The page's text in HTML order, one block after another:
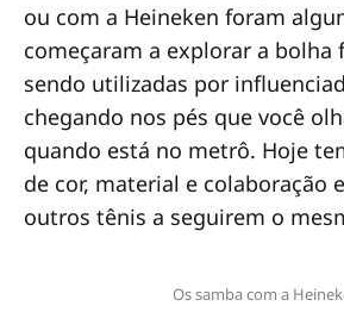
ou com a Heineken foram
começaram a explorar a bolha
sendo utilizadas por
chegando nos pés que você
quando está no metrô. Hoje
de cor, material e colaboração
outros tênis a seguirem o
Os samba com a